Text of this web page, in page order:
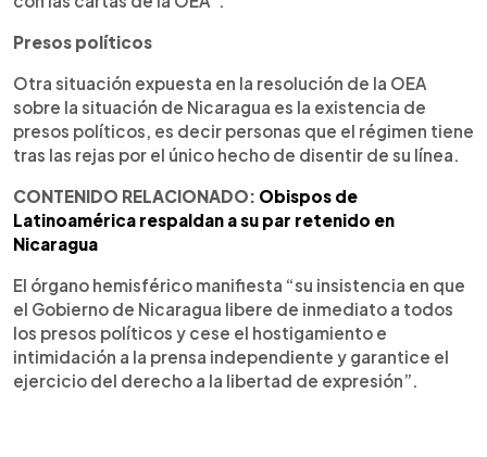
Presos políticos
Otra situación expuesta en la resolución de la OEA
sobre la situación de Nicaragua es la existencia de
presos políticos, es decir personas que el régimen tiene
tras las rejas por el único hecho de disentir de su línea.
CONTENIDO RELACIONADO: Obispos de
Latinoamérica respaldan a su par retenido en
Nicaragua
El órgano hemisférico manifiesta “su insistencia en que
el Gobierno de Nicaragua libere de inmediato a todos
los presos políticos y cese el hostigamiento e
intimidación a la prensa independiente y garantice el
ejercicio del derecho a la libertad de expresión”.